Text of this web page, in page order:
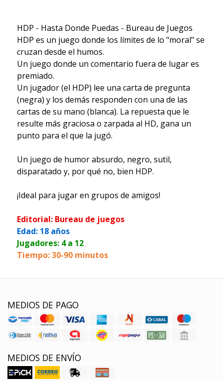
HDP - Hasta Donde Puedas - Bureau de Juegos
HDP es un juego donde los límites de lo "moral" se
cruzan desde el humos.
Un juego donde un comentario fuera de lugar es
premiado.
Un jugador (el HDP) lee una carta de pregunta
(negra) y los demás responden con una de las
cartas de su mano (blanca). La repuesta que le
resulte más graciosa o zarpada al HD, gana un
punto para el que la jugó.
Un juego de humor absurdo, negro, sutil,
disparatado y, por qué no, bien HDP.
¡Ideal para jugar en grupos de amigos!
Editorial: Bureau de juegos
Edad: 18 años
Jugadores: 4 a 12
Tiempo: 30-90 minutos
MEDIOS DE PAGO
MEDIOS DE ENVÍO